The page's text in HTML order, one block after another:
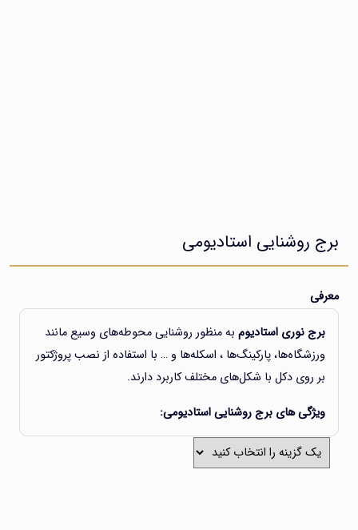
روشنایی استادیومی
نوری استادیومبه منظور روشنایی محوطه‌های وسیع مانند
پارکینگ‌ها ، اسکله‌ها و … با استفاده از نصب پروژکتور
روی دکل با شکل‌های مختلف کاربرد دارند.
های برج روشنایی استادیومی: